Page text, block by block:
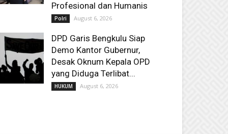
Profesional dan Humanis
Polri August 6, 2026
DPD Garis Bengkulu Siap
Demo Kantor Gubernur,
Desak Oknum Kepala OPD
yang Diduga Terlibat...
HUKUM August 6, 2026